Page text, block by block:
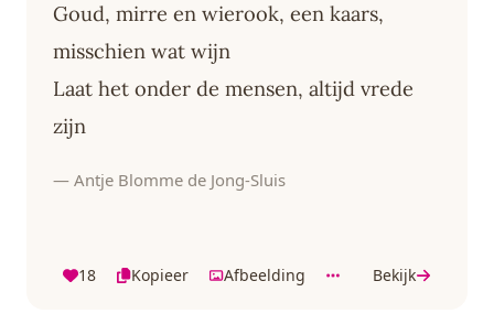
Goud, mirre en wierook, een kaars,
misschien wat wijn
Laat het onder de mensen, altijd vrede
zijn
— Antje Blomme de Jong-Sluis
18 Kopieer Afbeelding Bekijk